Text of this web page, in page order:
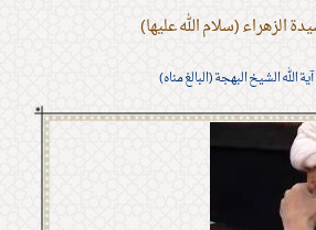
الزهراء (سلام الله عليها)
الشيخ البهجة (البالغ مناه)